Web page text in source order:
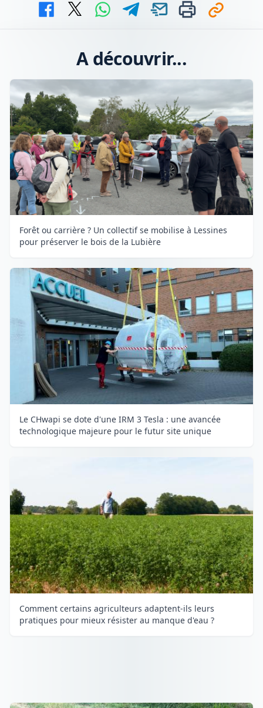
A découvrir...
Forêt ou carrière ? Un collectif se mobilise à Lessines
pour préserver le bois de la Lubière
Le CHwapi se dote d'une IRM 3 Tesla : une avancée
technologique majeure pour le futur site unique
Comment certains agriculteurs adaptent-ils leurs
pratiques pour mieux résister au manque d'eau ?